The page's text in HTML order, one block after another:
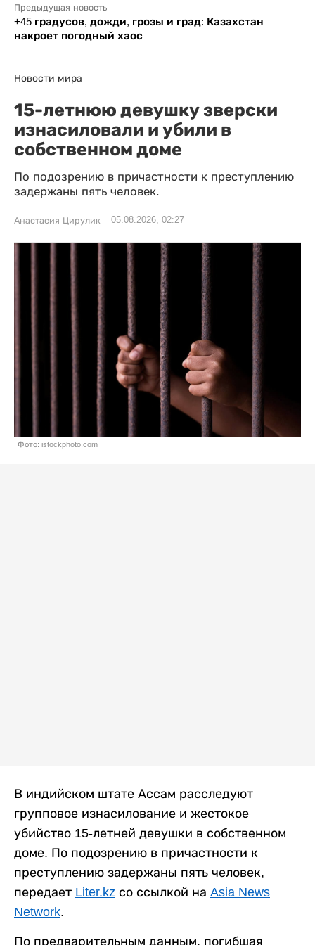
Предыдущая новость
+45 градусов, дожди, грозы и град: Казахстан
накроет погодный хаос
Новости мира
15-летнюю девушку зверски
изнасиловали и убили в
собственном доме
По подозрению в причастности к преступлению
задержаны пять человек.
Анастасия Цирулик 05.08.2026, 02:27
Фото: istockphoto.com
В индийском штате Ассам расследуют
групповое изнасилование и жестокое
убийство 15-летней девушки в собственном
доме. По подозрению в причастности к
преступлению задержаны пять человек,
передает Liter.kz со ссылкой на Asia News
Network.
По предварительным данным, погибшая